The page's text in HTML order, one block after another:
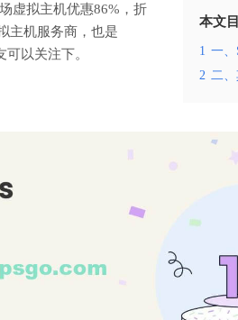
本文
1 一、
2 二
虚拟主机优惠86%，折
主机服务商，也是
以关注下。